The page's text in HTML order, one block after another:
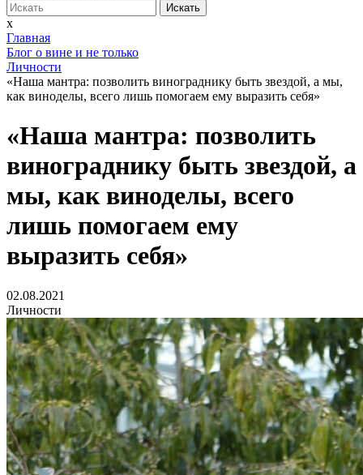
Искать
x
Главная
Блог о вине и не только
Личности
«Наша мантра: позволить винограднику быть звездой, а мы,
как виноделы, всего лишь помогаем ему выразить себя»
«Наша мантра: позволить
винограднику быть звездой, а
мы, как виноделы, всего
лишь помогаем ему
выразить себя»
02.08.2021
Личности